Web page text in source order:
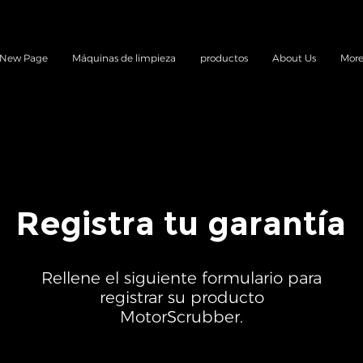
New Page Máquinas de limpieza productos About Us More
Registra tu garantía
Rellene el siguiente formulario para
registrar su producto
MotorScrubber.